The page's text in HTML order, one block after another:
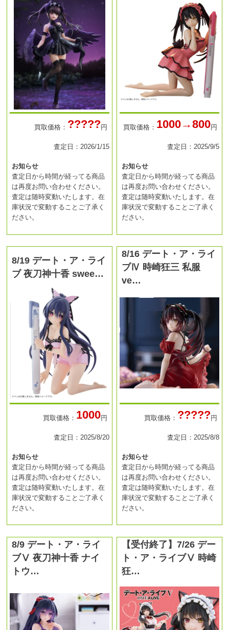
買取価格： ?????円
査定日：2026/1/15
お知らせ
査定日から時間が経ってる商品
は再度お問い合わせください。
査定は随時変動いたします。在
庫状況で変動することご了承く
ださい。
買取価格： 1000→800円
査定日：2025/9/5
お知らせ
査定日から時間が経ってる商品
は再度お問い合わせください。
査定は随時変動いたします。在
庫状況で変動することご了承く
ださい。
8/19 デート・ア・ライ
ブ 夜刀神十香 swee…
買取価格： 1000円
査定日：2025/8/20
お知らせ
査定日から時間が経ってる商品
は再度お問い合わせください。
査定は随時変動いたします。在
庫状況で変動することご了承く
ださい。
8/16 デート・ア・ライ
ブⅣ 時崎狂三 私服
ve…
買取価格： ?????円
査定日：2025/8/8
お知らせ
査定日から時間が経ってる商品
は再度お問い合わせください。
査定は随時変動いたします。在
庫状況で変動することご了承く
ださい。
8/9 デート・ア・ライ
ブⅤ 夜刀神十香 ナイ
トウ…
【受付終了】7/26 デー
ト・ア・ライブⅤ 時崎
狂…